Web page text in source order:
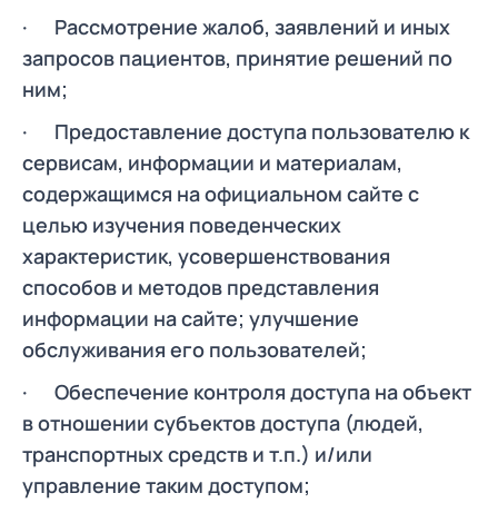
· Рассмотрение жалоб, заявлений и иных
запросов пациентов, принятие решений по
ним;
· Предоставление доступа пользователю к
сервисам, информации и материалам,
содержащимся на официальном сайте с
целью изучения поведенческих
характеристик, усовершенствования
способов и методов представления
информации на сайте; улучшение
обслуживания его пользователей;
· Обеспечение контроля доступа на объект
в отношении субъектов доступа (людей,
транспортных средств и т.п.) и/или
управление таким доступом;